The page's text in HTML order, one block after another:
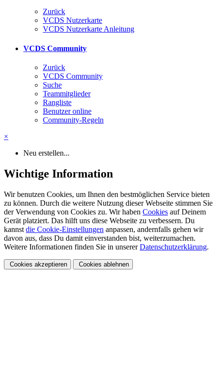
Zurück
VCDS Nutzerkarte
VCDS Nutzerkarte Anleitung
VCDS Community
Zurück
VCDS Community
Suche
Teammitglieder
Rangliste
Benutzer online
Community-Regeln
×
Neu erstellen...
Wichtige Information
Wir benutzen Cookies, um Ihnen den bestmöglichen Service bieten
zu können. Durch die weitere Nutzung dieser Webseite stimmen Sie
der Verwendung von Cookies zu. Wir haben Cookies auf Deinem
Gerät platziert. Das hilft uns diese Webseite zu verbessern. Du
kannst die Cookie-Einstellungen anpassen, andernfalls gehen wir
davon aus, dass Du damit einverstanden bist, weiterzumachen.
Weitere Informationen finden Sie in unsererDatenschutzerklärung.
Cookies akzeptieren Cookies ablehnen